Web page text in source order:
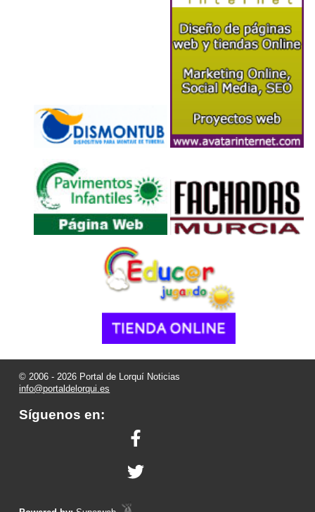
© 2006 - 2026 Portal de Lorquí Noticias
info@portaldelorqui.es
Síguenos en: